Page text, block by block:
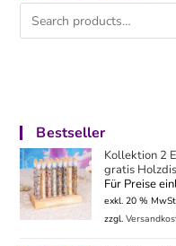
Bestseller
Kollektion 2
gratis
Für Preise
exkl. 20 %
zzgl.